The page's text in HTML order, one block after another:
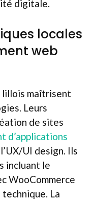
digitale.
locales
web
lillois maîtrisent
Leurs
de sites
d’applications
UI design. Ils
incluant le
WooCommerce
La